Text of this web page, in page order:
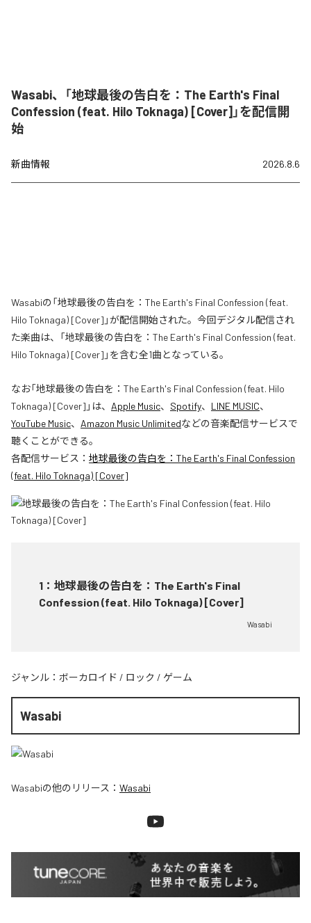
Wasabi、「地球最後の告白を：The Earth's Final
Confession (feat. Hilo Toknaga) [Cover]」を配信開
始
新曲情報 2026.8.6
Wasabiの「地球最後の告白を：The Earth's Final Confession (feat.
Hilo Toknaga) [Cover]」が配信開始された。今回デジタル配信され
た楽曲は、「地球最後の告白を：The Earth's Final Confession (feat.
Hilo Toknaga) [Cover]」を含む全1曲となっている。
なお「地球最後の告白を：The Earth's Final Confession (feat. Hilo
Toknaga) [Cover] 」は、 Apple Music、 Spotify、 LINE MUSIC、
YouTube Music、 Amazon Music Unlimitedなどの音楽配信サービスで
聴くことができる。
各配信サービス： 地球最後の告白を：The Earth's Final Confession
(feat. Hilo Toknaga) [Cover]
1 ： 地球最後の告白を：The Earth's Final
Confession (feat. Hilo Toknaga) [Cover]
Wasabi
ジャンル： ボーカロイド / ロック / ゲーム
Wasabi
Wasabiの他のリリース： Wasabi